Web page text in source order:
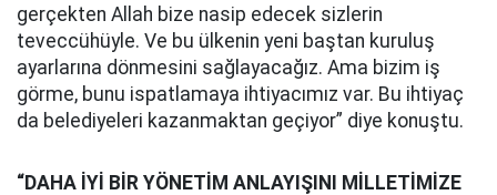
gerçekten Allah bize nasip edecek sizlerin
teveccühüyle. Ve bu ülkenin yeni baştan kuruluş
ayarlarına dönmesini sağlayacağız. Ama bizim iş
görme, bunu ispatlamaya ihtiyacımız var. Bu ihtiyaç
da belediyeleri kazanmaktan geçiyor” diye konuştu.
“DAHA İYİ BİR YÖNETİM ANLAYIŞINI MİLLETİMİZE